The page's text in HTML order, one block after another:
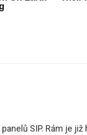
SIP. Rám je